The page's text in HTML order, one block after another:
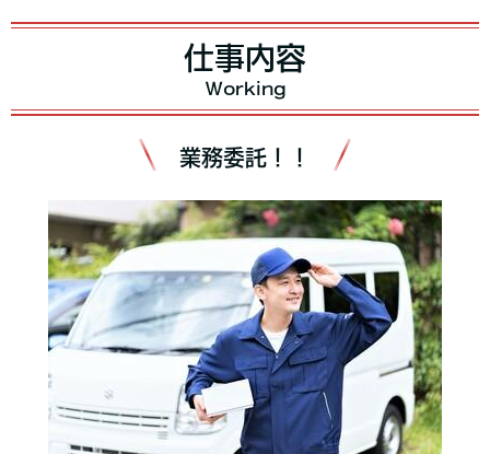
仕事内容
Working
業務委託！！